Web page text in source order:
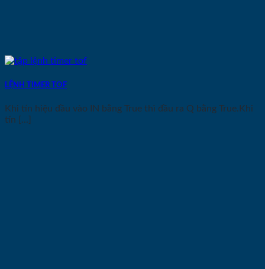
LỆNH TIMER TOF
Khi tín hiệu đầu vào IN bằng True thì đầu ra Q bằng True.Khi
tín [...]